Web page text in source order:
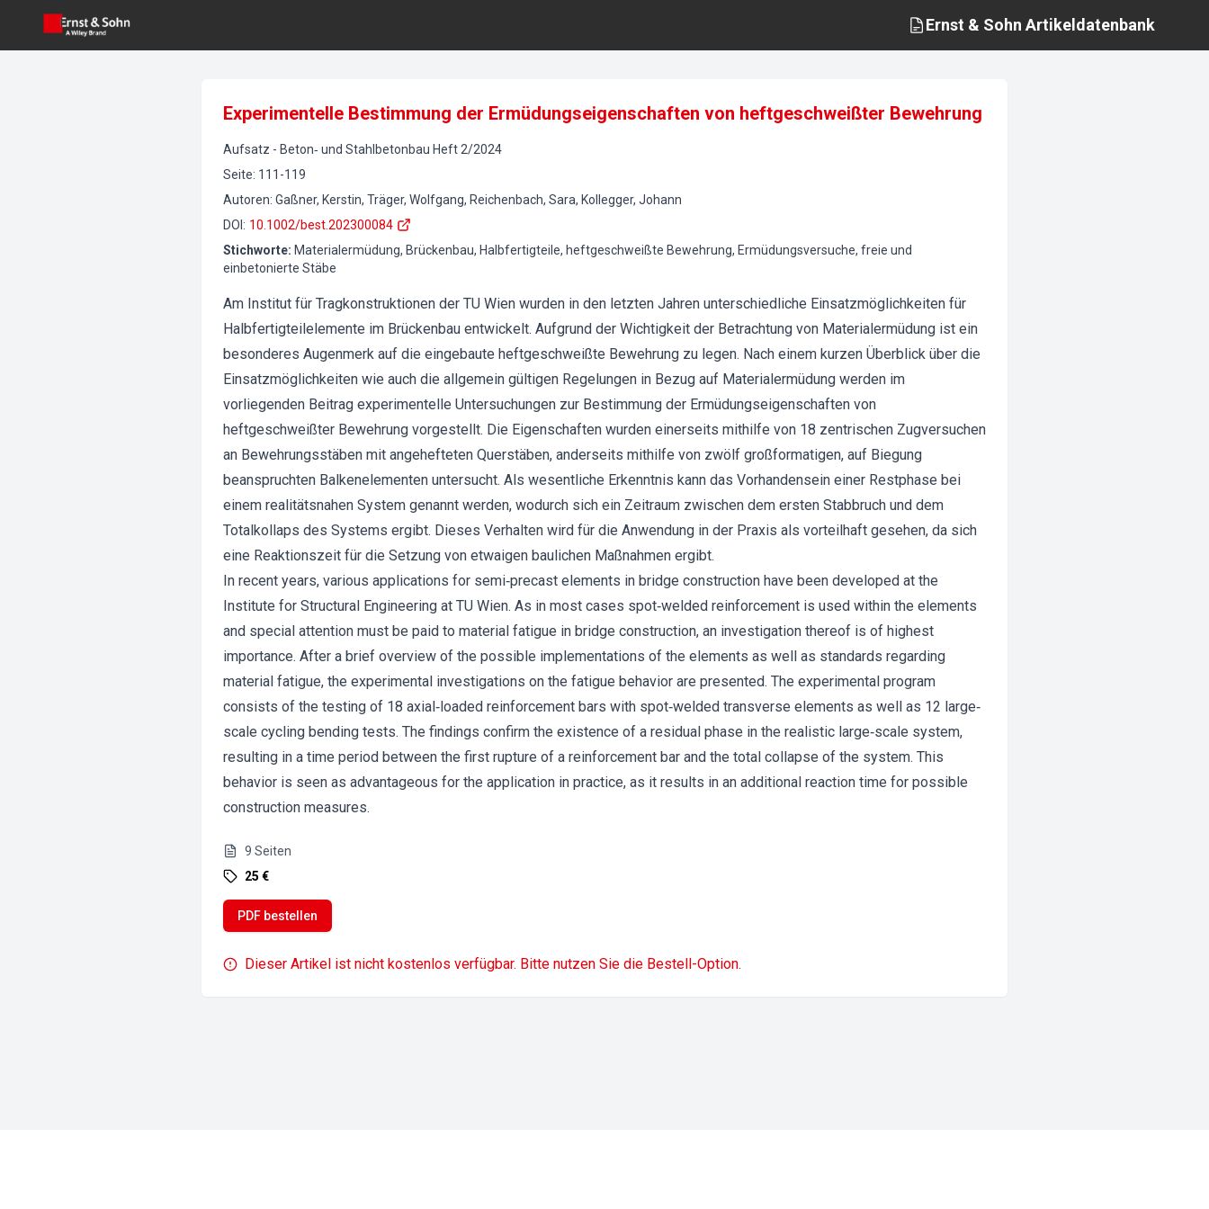
Ernst & Sohn Artikeldatenbank
Experimentelle Bestimmung der Ermüdungseigenschaften von heftgeschweißter Bewehrung
Aufsatz - Beton‐ und Stahlbetonbau Heft 2/2024
Seite: 111-119
Autoren: Gaßner, Kerstin, Träger, Wolfgang, Reichenbach, Sara, Kollegger, Johann
DOI : 10.1002/best.202300084
Stichworte: Materialermüdung, Brückenbau, Halbfertigteile, heftgeschweißte Bewehrung, Ermüdungsversuche, freie und
einbetonierte Stäbe
Am Institut für Tragkonstruktionen der TU Wien wurden in den letzten Jahren unterschiedliche Einsatzmöglichkeiten für
Halbfertigteilelemente im Brückenbau entwickelt. Aufgrund der Wichtigkeit der Betrachtung von Materialermüdung ist ein
besonderes Augenmerk auf die eingebaute heftgeschweißte Bewehrung zu legen. Nach einem kurzen Überblick über die
Einsatzmöglichkeiten wie auch die allgemein gültigen Regelungen in Bezug auf Materialermüdung werden im
vorliegenden Beitrag experimentelle Untersuchungen zur Bestimmung der Ermüdungseigenschaften von
heftgeschweißter Bewehrung vorgestellt. Die Eigenschaften wurden einerseits mithilfe von 18 zentrischen Zugversuchen
an Bewehrungsstäben mit angehefteten Querstäben, anderseits mithilfe von zwölf großformatigen, auf Biegung
beanspruchten Balkenelementen untersucht. Als wesentliche Erkenntnis kann das Vorhandensein einer Restphase bei
einem realitätsnahen System genannt werden, wodurch sich ein Zeitraum zwischen dem ersten Stabbruch und dem
Totalkollaps des Systems ergibt. Dieses Verhalten wird für die Anwendung in der Praxis als vorteilhaft gesehen, da sich
eine Reaktionszeit für die Setzung von etwaigen baulichen Maßnahmen ergibt.
In recent years, various applications for semi‐precast elements in bridge construction have been developed at the
Institute for Structural Engineering at TU Wien. As in most cases spot‐welded reinforcement is used within the elements
and special attention must be paid to material fatigue in bridge construction, an investigation thereof is of highest
importance. After a brief overview of the possible implementations of the elements as well as standards regarding
material fatigue, the experimental investigations on the fatigue behavior are presented. The experimental program
consists of the testing of 18 axial‐loaded reinforcement bars with spot‐welded transverse elements as well as 12 large‐
scale cycling bending tests. The findings confirm the existence of a residual phase in the realistic large‐scale system,
resulting in a time period between the first rupture of a reinforcement bar and the total collapse of the system. This
behavior is seen as advantageous for the application in practice, as it results in an additional reaction time for possible
construction measures.
9 Seiten
25 €
PDF bestellen
Dieser Artikel ist nicht kostenlos verfügbar. Bitte nutzen Sie die Bestell-Option.